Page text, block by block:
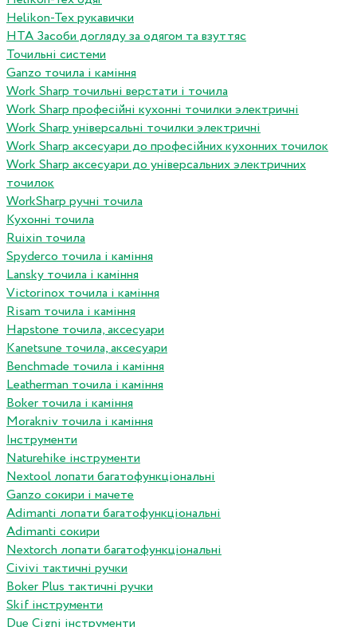
Helikon-Tex рукавички
HTA Засоби догляду за одягом та взуттяс
Точильні системи
Ganzo точила і каміння
Work Sharp точильні верстати і точила
Work Sharp професiйнi кухоннi точилки электричнi
Work Sharp унiверсальнi точилки электричнi
Work Sharp аксесуари до професiйних кухонних точилок
Work Sharp аксесуари до унiверсальних электричних
точилок
WorkSharp ручні точила
Кухонні точила
Ruixin точила
Spyderco точила і каміння
Lansky точила і каміння
Victorinox точила і каміння
Risam точила і каміння
Hapstone точила, аксесуари
Kanetsune точила, аксесуари
Benchmade точила і каміння
Leatherman точила і каміння
Boker точила і каміння
Morakniv точила і каміння
Інструменти
Naturehike інструменти
Nextool лопати багатофункціональні
Ganzo сокири і мачете
Adimanti лопати багатофункціональні
Adimanti сокири
Nextorch лопати багатофункціональні
Сivivi тактичні ручки
Boker Plus тактичні ручки
Skif інструменти